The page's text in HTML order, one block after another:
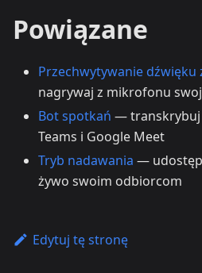
Powiązane
Przechwytywanie
nagrywaj z mikrofonu
Bot spotkań — transkrybuj
Teams i Google Meet
Tryb nadawania —
żywo swoim odbiorcom
Edytuj tę stronę